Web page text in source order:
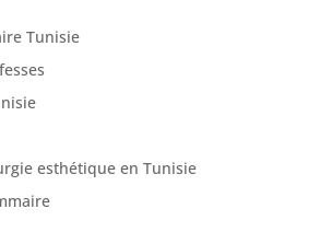
Tunisie
esthétique en Tunisie